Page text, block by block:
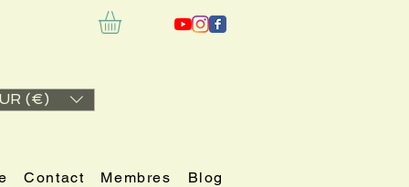
(€)
Contact Membres Blog